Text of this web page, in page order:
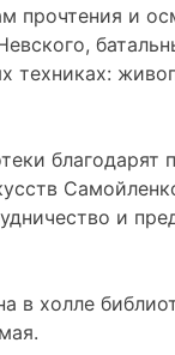
прочтения и
техниках:
благодарят
и
в холле